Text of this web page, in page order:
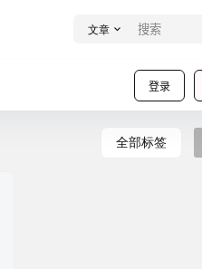
文章
登录
全部标签